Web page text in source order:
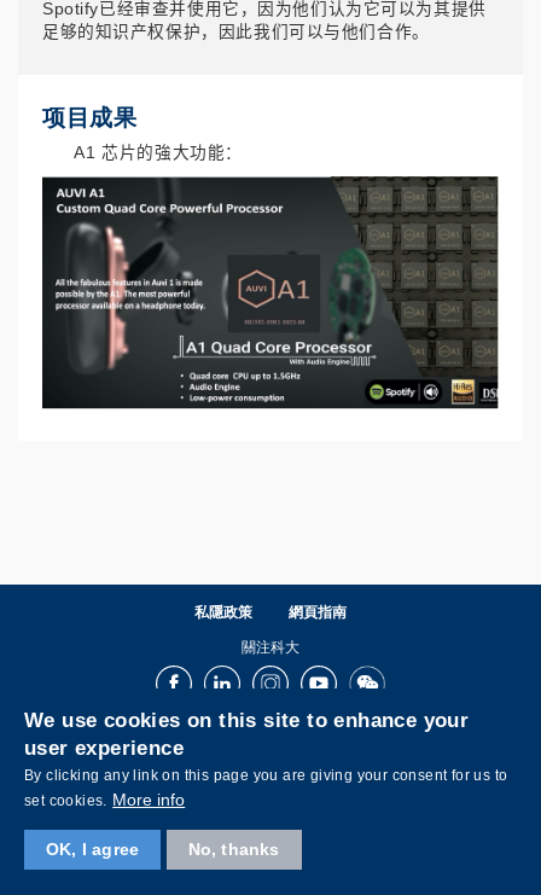
Spotify已经审查并使用它，因为他们认为它可以为其提供
足够的知识产权保护，因此我们可以与他们合作。
项目成果
A1 芯片的強大功能：
私隱政策 網頁指南
關注科大
FacebookLinkedInInstagramYoutubeWechat
© 版權屬香港科技大學所有
We use cookies on this site to enhance your
user experience
By clicking any link on this page you are giving your consent for us to
set cookies. More info
OK, I agree No, thanks